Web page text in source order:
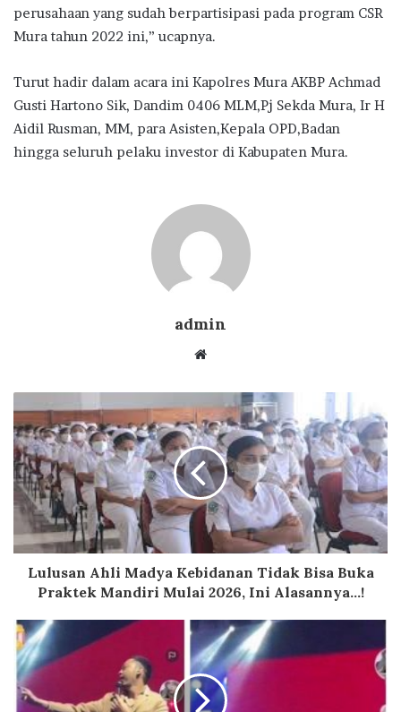
perusahaan yang sudah berpartisipasi pada program CSR
Mura tahun 2022 ini,” ucapnya.
Turut hadir dalam acara ini Kapolres Mura AKBP Achmad
Gusti Hartono Sik, Dandim 0406 MLM,Pj Sekda Mura, Ir H
Aidil Rusman, MM, para Asisten,Kepala OPD,Badan
hingga seluruh pelaku investor di Kabupaten Mura.
admin
Website
Lulusan Ahli Madya Kebidanan Tidak Bisa Buka
Praktek Mandiri Mulai 2026, Ini Alasannya...!